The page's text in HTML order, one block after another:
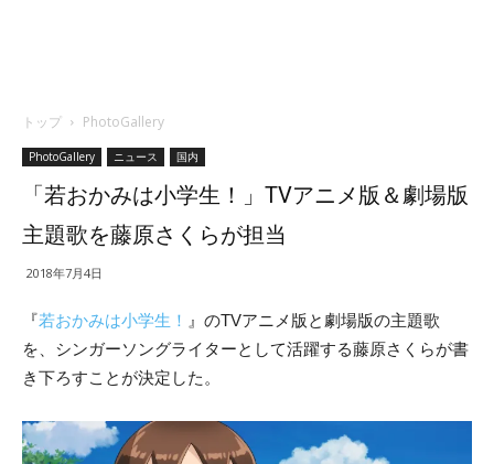
トップ PhotoGallery
PhotoGallery ニュース 国内
「若おかみは小学生！」TVアニメ版＆劇場版
主題歌を藤原さくらが担当
2018年7月4日
『若おかみは小学生！ 』のTVアニメ版と劇場版の主題歌
を、シンガーソングライターとして活躍する藤原さくらが書
き下ろすことが決定した。